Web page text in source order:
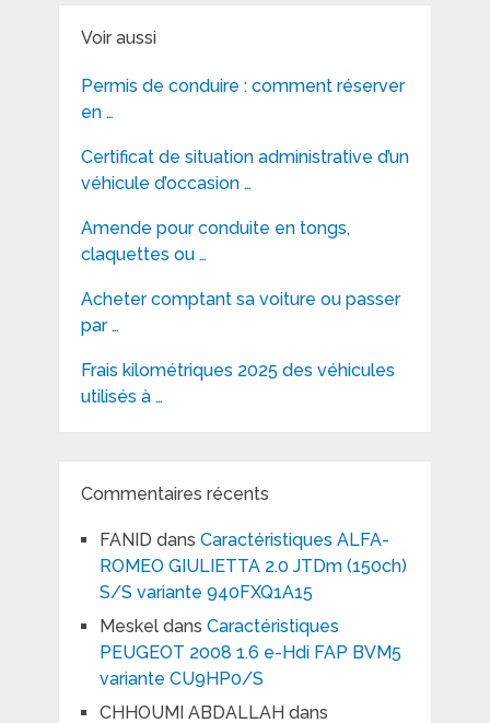
Voir aussi
Permis de conduire : comment réserver
en …
Certificat de situation administrative d’un
véhicule d’occasion …
Amende pour conduite en tongs,
claquettes ou …
Acheter comptant sa voiture ou passer
par …
Frais kilométriques 2025 des véhicules
utilisés à …
Commentaires récents
FANID dans Caractéristiques ALFA-
ROMEO GIULIETTA 2.0 JTDm (150ch)
S/S variante 940FXQ1A15
Meskeldans Caractéristiques
PEUGEOT 2008 1.6 e-Hdi FAP BVM5
variante CU9HP0/S
CHHOUMI ABDALLAH dans